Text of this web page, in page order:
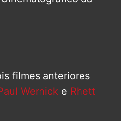
filmes anteriores
Wernick e Rhett